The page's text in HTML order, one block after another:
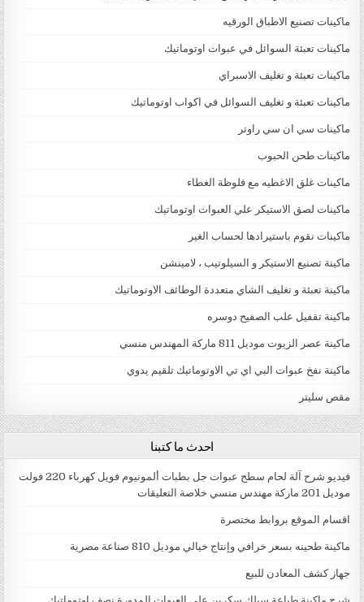
ماكينات تصنيع الاطباق الورقيه
ماكينات تعبئة السوائل في عبوات اوتوماتيك
ماكينات تعبئة و تغليف الاسبراي
ماكينات تعبئة و تغليف السوائل في اكواب اوتوماتيك
ماكينات سي ان سي راوتر
ماكينات طحن الحبوب
ماكينات غلق الاغطيه مع فلوظة الغطاء
ماكينات لصق الاستيكر علي العبوات اوتوماتيك
ماكينات نقوم باستيرادها لحساب الغير
ماكينة تصنيع الاستيكر و السيلوتيب ، لامينشن
ماكينة تعبئة و تغليف الشاي متعددة الوطائف الاوتوماتيك
ماكينة تقفيل علب الصفيح دوسره
ماكينة عصر الزيوت موديل 811 ماركة المهندس منسي
ماكينة نفخ عبوات البي اي تي الاوتوماتيك تلقيم يدوي
مقص سليتر
احدث ما كتبنا
فيديو شرح آلة لحام سطح عبوات جل بطبات ألمونيوم فويل كهرباء 220 فولت
موديل 201 ماركة مهندس منسي خلاصة التعليقات
اقسام الموقع بروابط مختصرة
ماكينة طحينه بسعر خرافي وإنتاج خيالي موديل 810 صناعة مصرية
جهاز كشف المعادن للبيع